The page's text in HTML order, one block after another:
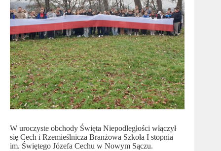
W uroczyste obchody Święta Niepodległości włączył
się Cech i Rzemieślnicza Branżowa Szkoła I stopnia
im. Świętego Józefa Cechu w Nowym Sączu.